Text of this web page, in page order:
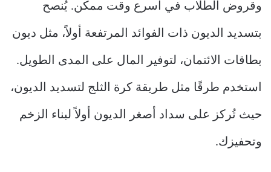
وقروض الطلاب في أسرع وقت ممكن. يُنصح
بتسديد الديون ذات الفوائد المرتفعة أولاً، مثل ديون
بطاقات الائتمان، لتوفير المال على المدى الطويل.
استخدم طرقًا مثل طريقة كرة الثلج لتسديد الديون،
حيث تُركز على سداد أصغر الديون أولاً لبناء الزخم
وتحفيزك.